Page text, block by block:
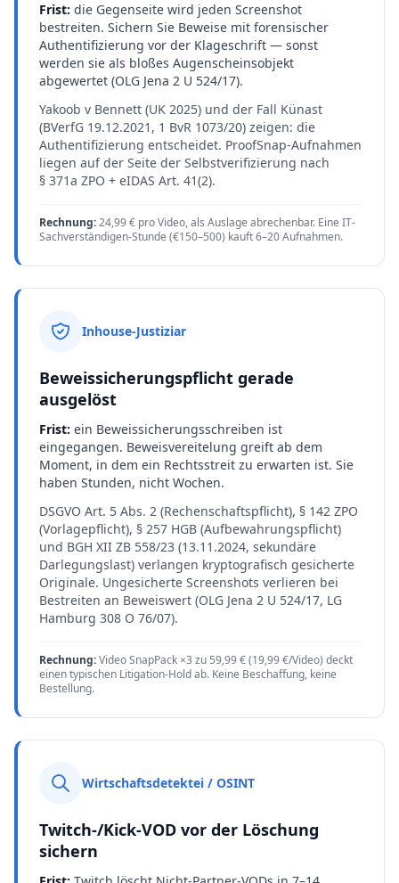
Frist: die Gegenseite wird jeden Screenshot
bestreiten. Sichern Sie Beweise mit forensischer
Authentifizierung vor der Klageschrift — sonst
werden sie als bloßes Augenscheinsobjekt
abgewertet (OLG Jena 2 U 524/17).
Yakoob v Bennett (UK 2025) und der Fall Künast
(BVerfG 19.12.2021, 1 BvR 1073/20) zeigen: die
Authentifizierung entscheidet. ProofSnap-Aufnahmen
liegen auf der Seite der Selbstverifizierung nach
§ 371a ZPO + eIDAS Art. 41(2).
Rechnung:24,99 € pro Video, als Auslage abrechenbar. Eine IT-
Sachverständigen-Stunde (€150–500) kauft 6–20 Aufnahmen.
Inhouse-Justiziar
Beweissicherungspflicht gerade
ausgelöst
Frist: ein Beweissicherungsschreiben ist
eingegangen. Beweisvereitelung greift ab dem
Moment, in dem ein Rechtsstreit zu erwarten ist. Sie
haben Stunden, nicht Wochen.
DSGVO Art. 5 Abs. 2 (Rechenschaftspflicht), § 142 ZPO
(Vorlagepflicht), § 257 HGB (Aufbewahrungspflicht)
und BGH XII ZB 558/23 (13.11.2024, sekundäre
Darlegungslast) verlangen kryptografisch gesicherte
Originale. Ungesicherte Screenshots verlieren bei
Bestreiten an Beweiswert (OLG Jena 2 U 524/17, LG
Hamburg 308 O 76/07).
Rechnung:Video SnapPack ×3 zu 59,99 € (19,99 €/Video) deckt
einen typischen Litigation-Hold ab. Keine Beschaffung, keine
Bestellung.
Wirtschaftsdetektei / OSINT
Twitch-/Kick-VOD vor der Löschung
sichern